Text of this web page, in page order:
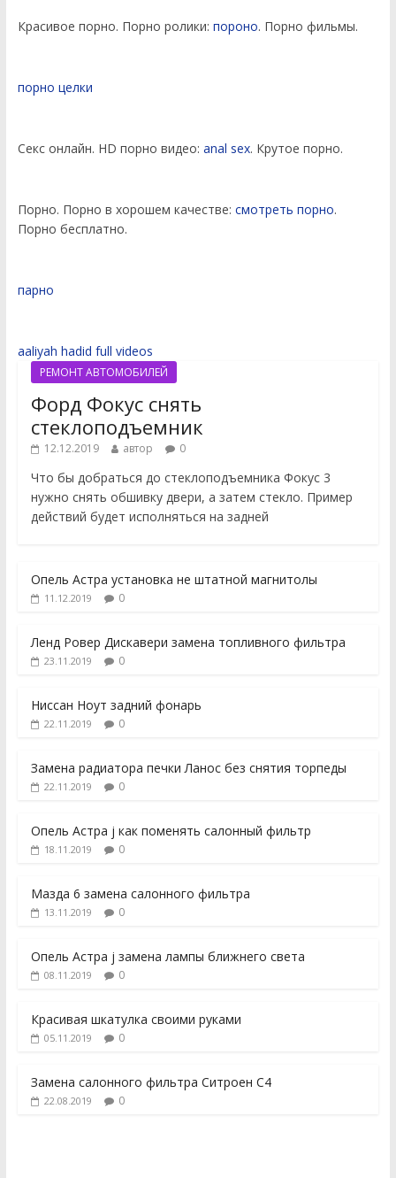
Красивое порно. Порно ролики: пороно. Порно фильмы.
порно целки
Секс онлайн. HD порно видео: anal sex. Крутое порно.
Порно. Порно в хорошем качестве: смотреть порно.
Порно бесплатно.
парно
aaliyah hadid full videos
РЕМОНТ АВТОМОБИЛЕЙ
Форд Фокус снять
стеклоподъемник
12.12.2019 автор 0
Что бы добраться до стеклоподъемника Фокус 3
нужно снять обшивку двери, а затем стекло. Пример
действий будет исполняться на задней
Опель Астра установка не штатной магнитолы
11.12.2019 0
Ленд Ровер Дискавери замена топливного фильтра
23.11.2019 0
Ниссан Ноут задний фонарь
22.11.2019 0
Замена радиатора печки Ланос без снятия торпеды
22.11.2019 0
Опель Астра j как поменять салонный фильтр
18.11.2019 0
Мазда 6 замена салонного фильтра
13.11.2019 0
Опель Астра j замена лампы ближнего света
08.11.2019 0
Красивая шкатулка своими руками
05.11.2019 0
Замена салонного фильтра Ситроен С4
22.08.2019 0